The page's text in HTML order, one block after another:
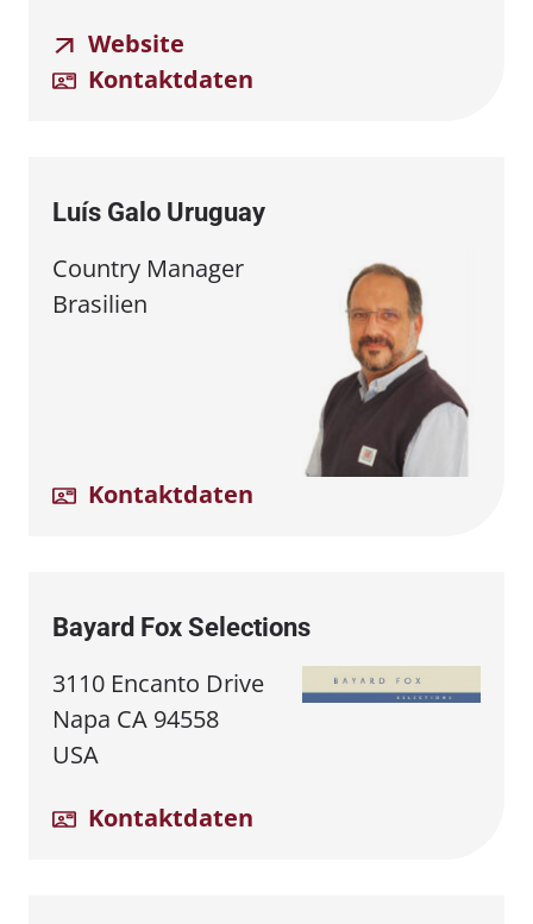
Website
Kontaktdaten
Luís Galo Uruguay
Country Manager
Brasilien
Kontaktdaten
Bayard Fox Selections
3110 Encanto Drive
Napa CA 94558
USA
Kontaktdaten